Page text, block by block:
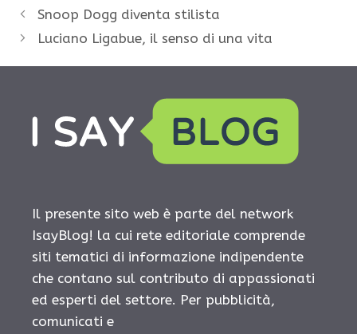
Snoop Dogg diventa stilista
Luciano Ligabue, il senso di una vita
Il presente sito web è parte del network
IsayBlog! la cui rete editoriale comprende
siti tematici di informazione indipendente
che contano sul contributo di appassionati
ed esperti del settore. Per pubblicità,
comunicati e